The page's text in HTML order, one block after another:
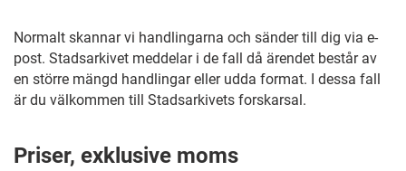
Normalt skannar vi handlingarna och sänder till dig via e-
post. Stadsarkivet meddelar i de fall då ärendet består av
en större mängd handlingar eller udda format. I dessa fall
är du välkommen till Stadsarkivets forskarsal.
Priser, exklusive moms